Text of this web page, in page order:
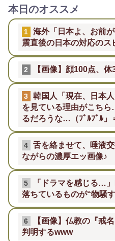
本日のオススメ
1
海外「日本よ、お前
震直後の日本の対応のス
2 【画像】顔100点、
3
韓国人「現在、日本
を見ている理由がこち
るだろうな…（ﾌﾞﾙﾌﾞﾙ」
4
舌を絡ませて、唾液
ながらの濃厚エッ画像♪
5
「ドラマを感じる…
落ちているものが“物騒
6
【画像】仏教の『戒
判明するwww